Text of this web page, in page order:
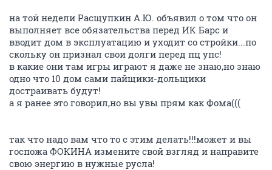
на той недели Расщупкин А.Ю. объявил о том что он
выполняет все обязательства перед ИК Барс и
вводит дом в эксплуатацию и уходит со стройки...по
скольку он признал свои долги перед пц упс!
в какие они там игры играют я даже не знаю,но знаю
одно что 10 дом сами пайщики-дольщики
достраивать будут!
а я ранее это говорил,но вы увы прям как Фома(((
так что надо вам что то с этим делать!!!может и вы
госпожа ФОКИНА измените свой взгляд и направите
свою энергию в нужные русла!